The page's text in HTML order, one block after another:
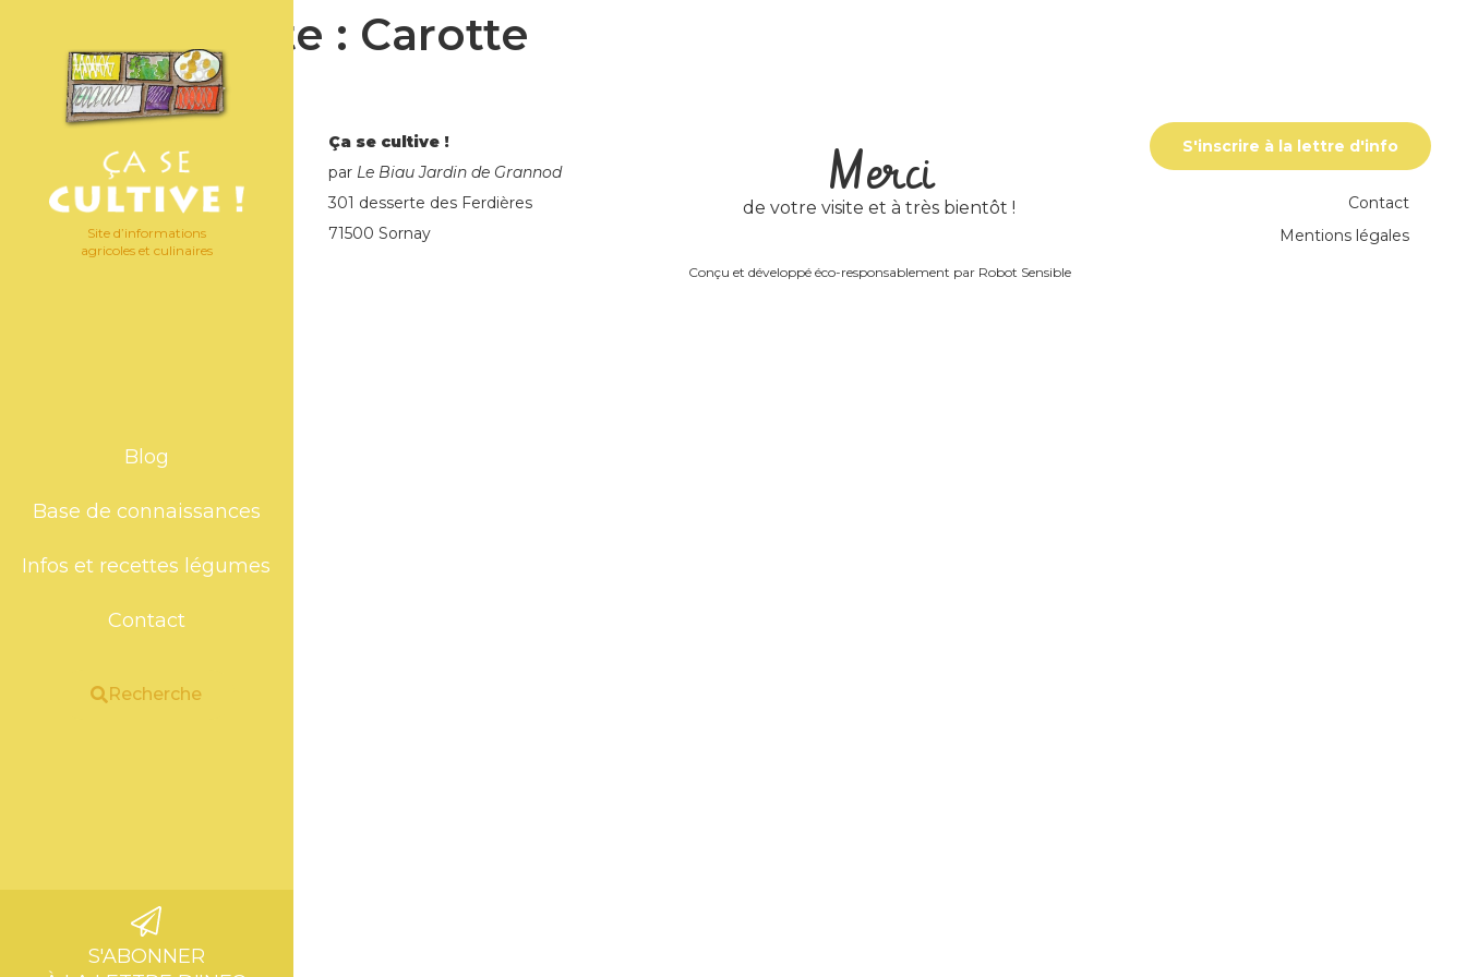
Site d’informations
agricoles et culinaires
Blog
Base de connaissances
Infos et recettes légumes
Contact
Recherche
S'ABONNER
Étiquette : Carotte
Ça se cultive !
par Le Biau Jardin de Grannod
301 desserte des Ferdières
71500 Sornay
Merci
de votre visite et à très bientôt !
S'inscrire à la lettre d'info
Contact
Mentions légales
Conçu et développé éco-responsablement par Robot Sensible